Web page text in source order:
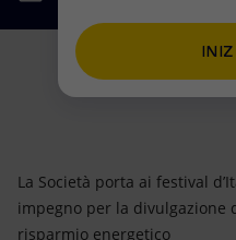
Net Zero
Modello satellitare
Innovazione
Collaborazioni per
Attività nel mondo
Mobilità
La Società porta ai festival
impegno per la divulgazione
risparmio energetico